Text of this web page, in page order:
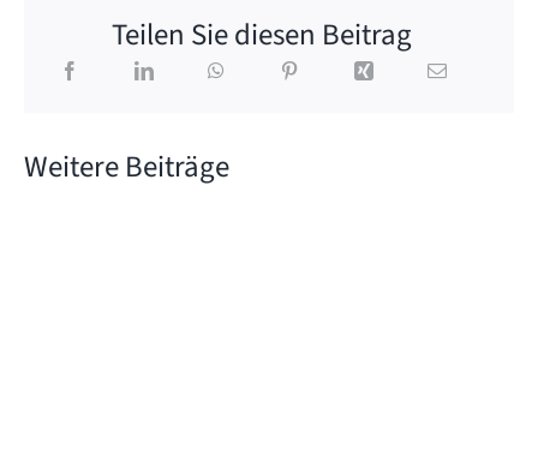
Teilen Sie diesen Beitrag
Weitere Beiträge